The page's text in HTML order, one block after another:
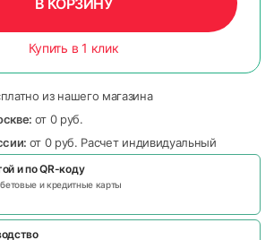
Купить в 1 клик
из нашего магазина
от 0 руб.
от 0 руб. Расчет индивидуальный
и поQR-коду
и кредитные карты